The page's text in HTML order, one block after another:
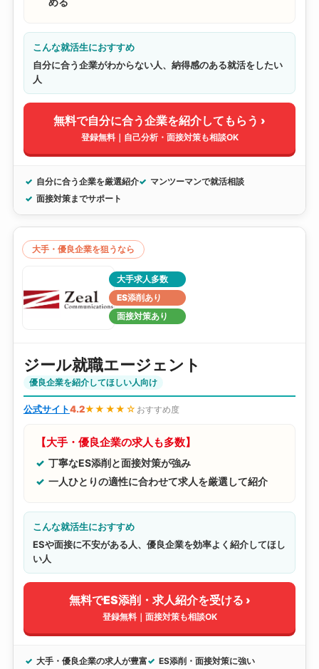
こんな就活生におすすめ
自分に合う企業がわからない人、納得感のある就活をしたい
人
無料で自分に合う企業を紹介してもらう ›
登録無料｜自己分析・面接対策も相談OK
自分に合う企業を厳選紹介
マンツーマンで就活相談
面接対策までサポート
大手・優良企業を狙うなら
大手求人多数
ES添削あり
面接対策あり
ジール就職エージェント
優良企業を紹介してほしい人向け
公式サイト4.2★★★★☆ おすすめ度
【大手・優良企業の求人も多数】
丁寧なES添削と面接対策が強み
一人ひとりの適性に合わせて求人を厳選して紹介
こんな就活生におすすめ
ESや面接に不安がある人、優良企業を効率よく紹介してほし
い人
無料でES添削・求人紹介を受ける ›
登録無料｜面接対策も相談OK
大手・優良企業の求人が豊富
ES添削・面接対策に強い